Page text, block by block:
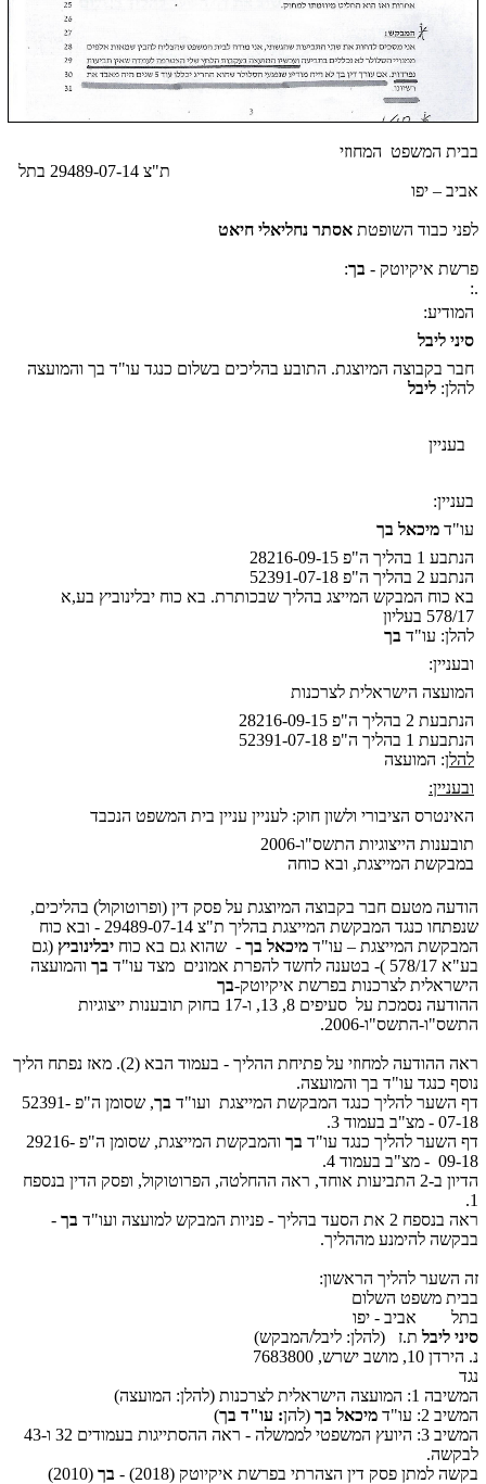
בבית המשפט המחוזי
ת"צ 29489-07-14 בתל
אביב – יפו
לפני כבוד השופטת אסתר נחליאלי חיאט
פרשת איקיוטק - בך:
.:
המודיע:
סיני ליבל
חבר בקבוצה המיוצגת. התובע בהליכים בשלום כנגד עו"ד בך והמועצה
להלן: ליבל
בעניין
בעניין:
עו"ד מיכאל בך
הנתבע 1 בהליך ה"פ 28216-09-15
הנתבע 2 בהליך ה"פ 52391-07-18
בא כוח המבקש המייצג בהליך שבכותרת. בא כוח יבלינוביץ בע,א
578/17 בעליון
להלן: עו"ד בך
ובעניין:
המועצה הישראלית לצרכנות
הנתבעת 2 בהליך ה"פ 28216-09-15
הנתבעת 1 בהליך ה"פ 52391-07-18
להלן: המועצה
ובעניין:
האינטרס הציבורי ולשון חוק: לעניין עניין בית המשפט הנכבד
תובענות הייצוגיות התשס"ו-2006
במבקשת המייצגת, ובא כוחה
הודעה מטעם חבר בקבוצה המיוצגת על פסק דין (ופרוטוקול) בהליכים,
שנפתחו כנגד המבקשת המייצגת בהליך ת"צ 29489-07-14 - ובא כוח
המבקשת המייצגת – עו"ד מיכאל בך - שהוא גם בא כוח יבלינוביץ (גם
בע"א 578/17 )- בטענה לחשד להפרת אמונים מצד עו"ד
בך והמועצה
הישראלית לצרכנות בפרשת איקיוטק-בך
ההודעה נסמכת על סעיפים 8, 13, ו-17 בחוק תובענות ייצוגיות
התשס"ו-התשס"ו-2006.
ראה ההודעה למחוזי על פתיחת ההליך - בעמוד הבא (2). מאז נפתח הליך
נוסף כנגד עו"ד בך והמועצה.
דף השער להליך כנגד המבקשת המייצגת ועו"ד בך, שסומן
ה"פ 52391-
07-18 - מצ"ב בעמוד 3.
דף השער להליך כנגד עו"ד בך
והמבקשת המייצגת, שסומן ה"פ 29216-
09-18 - מצ"ב בעמוד 4.
הדיון ב-2 התביעות אוחד, ראה ההחלטה, הפרוטוקול, ופסק הדין
בנספח
1.
ראה בנספח 2 את הסעד בהליך - פניות המבקש למועצה ועו"ד
בך -
בבקשה להימנע מההליך.
זה השער להליך הראשון:
בבית משפט השלום
בתל אביב - יפו
סיני ליבל ת.ז (להלן: ליבל/המבקש)
נ. הירדן 10, מושב ישרש, 7683800
נגד
המשיבה 1: המועצה הישראלית לצרכנות
(להלן: המועצה)
המשיב 2: עו"ד
מיכאל בך (להן: עו"ד בך)
המשיב 3: היועץ המשפטי לממשלה - ראה ההסתייגות בעמודים 32 ו-43
לבקשה.
בקשה למתן פסק דין הצהרתי בפרשת איקיוטק (2018) -
בך (2010)